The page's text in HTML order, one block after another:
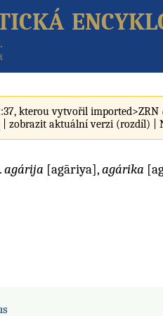
kterou vytvořil imported>ZRN
| zobrazit aktuální verzi (rozdíl) |
agárija [agāriya],agárika